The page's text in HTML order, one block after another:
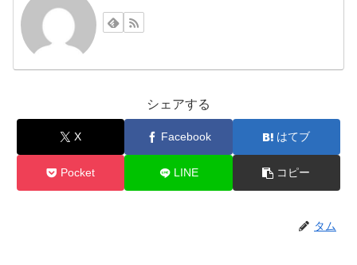
シェアする
X Facebook はてブ
Pocket LINE コピー
タム